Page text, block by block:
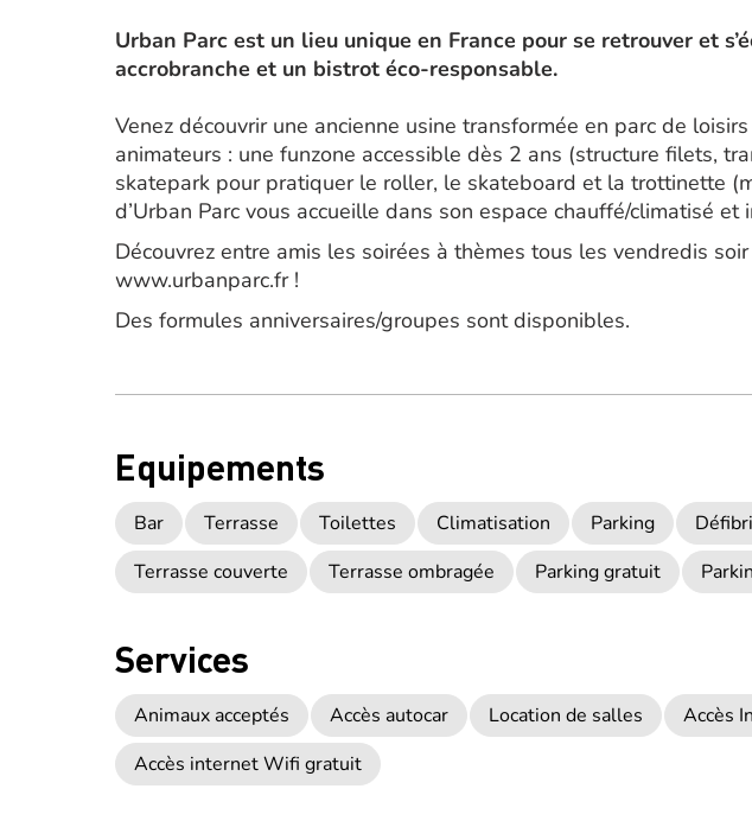
Urban Parc est un lieu unique en France pour se retrouver et
accrobranche et un bistrot éco-responsable.
Venez découvrir une ancienne usine transformée en parc de
animateurs : une funzone accessible dès 2 ans (structure filets,
skatepark pour pratiquer le roller, le skateboard et la trottinette
d’Urban Parc vous accueille dans son espace chauffé/climatisé
Découvrez entre amis les soirées à thèmes tous les vendredis
www.urbanparc.fr !
Des formules anniversaires/groupes sont disponibles.
Equipements
Bar Terrasse Toilettes Climatisation Parking
Terrasse couverte
Terrasse ombragée Parking gratuit
Services
Animaux acceptés Accès autocar Location de salles Accès
Accès internet Wifi gratuit